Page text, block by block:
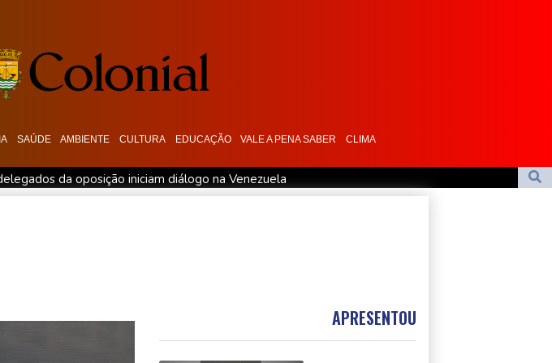
SAÚDE AMBIENTE CULTURA EDUCAÇÃO VALE A PENA SABER CLIMA
da oposição iniciam diálogo na Venezuela
Venezuela para iniciar diálogo
APRESENTOU